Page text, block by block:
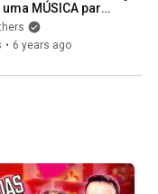
MÚSICA para
♬
• 6 years ago